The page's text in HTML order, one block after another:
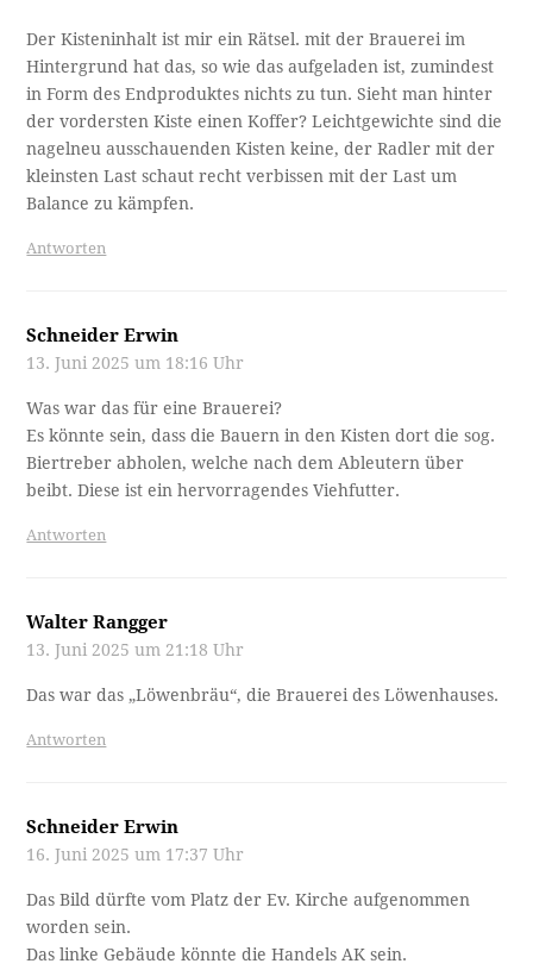
Der Kisteninhalt ist mir ein Rätsel. mit der Brauerei im
Hintergrund hat das, so wie das aufgeladen ist, zumindest
in Form des Endproduktes nichts zu tun. Sieht man hinter
der vordersten Kiste einen Koffer? Leichtgewichte sind die
nagelneu ausschauenden Kisten keine, der Radler mit der
kleinsten Last schaut recht verbissen mit der Last um
Balance zu kämpfen.
Antworten
Schneider Erwin
13. Juni 2025 um 18:16 Uhr
Was war das für eine Brauerei?
Es könnte sein, dass die Bauern in den Kisten dort die sog.
Biertreber abholen, welche nach dem Ableutern über
beibt. Diese ist ein hervorragendes Viehfutter.
Antworten
Walter Rangger
13. Juni 2025 um 21:18 Uhr
Das war das „Löwenbräu“, die Brauerei des Löwenhauses.
Antworten
Schneider Erwin
16. Juni 2025 um 17:37 Uhr
Das Bild dürfte vom Platz der Ev. Kirche aufgenommen
worden sein.
Das linke Gebäude könnte die Handels AK sein.